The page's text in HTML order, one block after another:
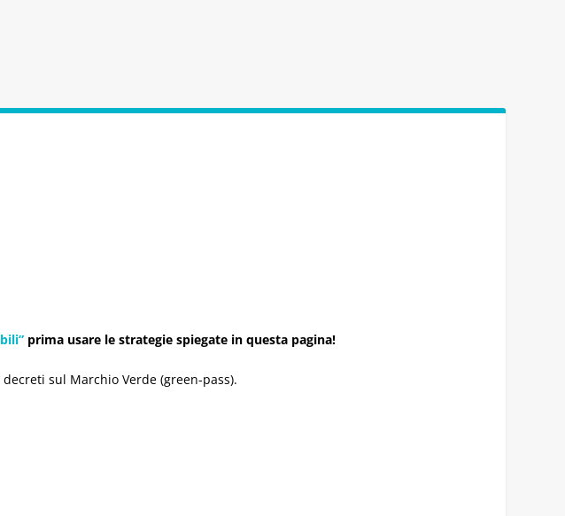
prima usare le strategie spiegate in questa pagina!
sul Marchio Verde (green-pass).